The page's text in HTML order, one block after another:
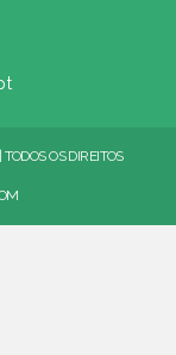
OS DIREITOS